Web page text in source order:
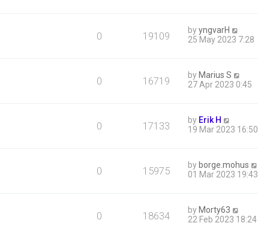
0 19109 byyngvarH
25 May 2023 7:28
0 16719 by Marius S
27 Apr 2023 0:45
0 17133 by Erik H
19 Mar 2023 16:50
0 15975 by borge.mohus
01 Mar 2023 19:43
0 18634 by Morty63
22 Feb 2023 18:24